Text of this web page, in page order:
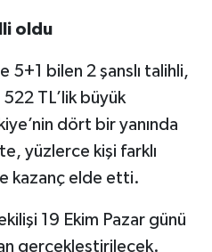
oldu
5+1 bilen 2 şanslı talihli,
TL’lik büyük
dört bir yanında
yüzlerce kişi farklı
kazanç elde etti.
19 Ekim Pazar günü
gerçekleştirilecek.